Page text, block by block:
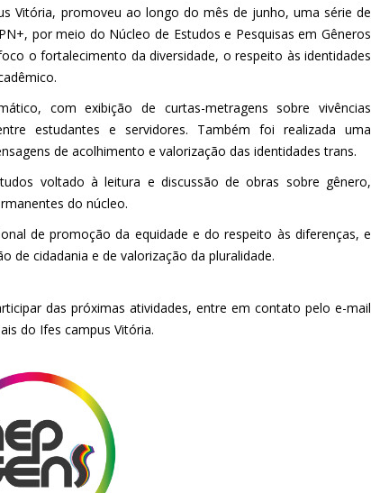
Vitória, promoveu ao longo do mês de junho, uma série de
por meio do Núcleo de Estudos e Pesquisas em Gêneros
o fortalecimento da diversidade, o respeito às identidades
com exibição de curtas-metragens sobre vivências
estudantes e servidores. Também foi realizada uma
de acolhimento e valorização das identidades trans.
voltado à leitura e discussão de obras sobre gênero,
do núcleo.
de promoção da equidade e do respeito às diferenças, e
de cidadania e de valorização da pluralidade.
das próximas atividades, entre em contato pelo e-mail
do Ifes campus Vitória.